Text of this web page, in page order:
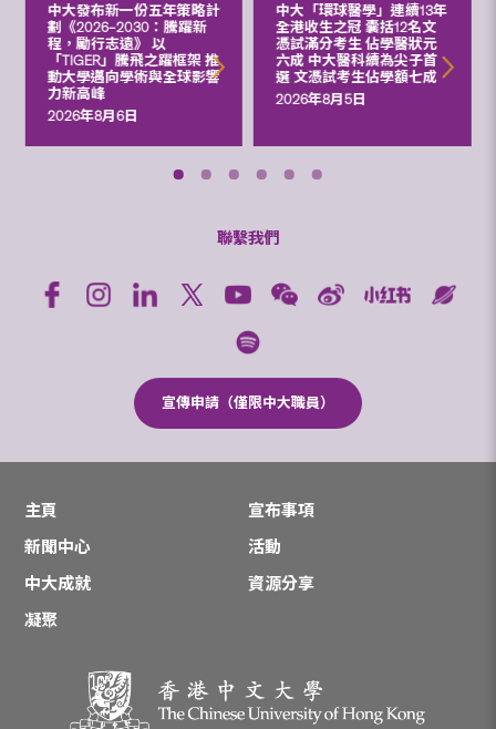
中大發布新一份五年策略計
劃《2026‒2030：騰躍新
程，勵行志遠》 以
「TIGER」騰飛之躍框架 推
動大學邁向學術與全球影響
力新高峰
2026年8月6日
中大「環球醫學」連續13年
全港收生之冠 囊括12名文
憑試滿分考生 佔學醫狀元
六成 中大醫科續為尖子首
選 文憑試考生佔學額七成
2026年8月5日
聯繫我們
宣傳申請（僅限中大職員）
主頁
宣布事項
新聞中心
活動
中大成就
資源分享
凝聚